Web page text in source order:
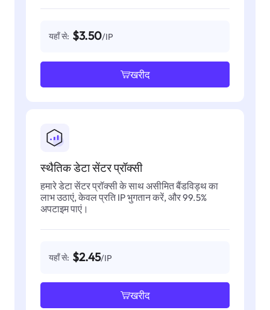
यहाँ से: $3.50/IP
खरीद
स्थैतिक डेटा सेंटर प्रॉक्सी
हमारे डेटा सेंटर प्रॉक्सी के साथ असीमित बैंडविड्थ का
लाभ उठाएं, केवल प्रति IP भुगतान करें, और 99.5%
अपटाइम पाएं।
यहाँ से: $2.45/IP
खरीद